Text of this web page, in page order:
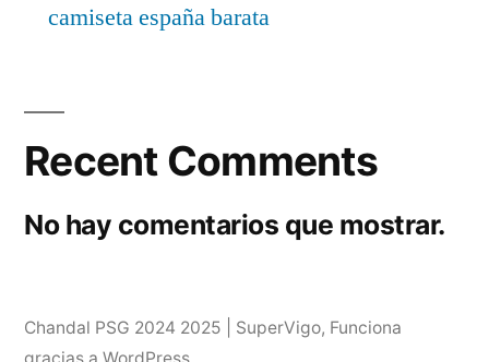
camiseta españa barata
Recent Comments
No hay comentarios que mostrar.
Chandal PSG 2024 2025 | SuperVigo, Funciona